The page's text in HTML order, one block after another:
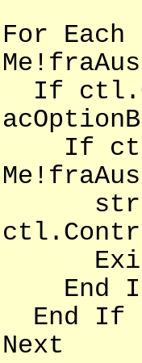
For
If
If
Exit
End
End If
Next